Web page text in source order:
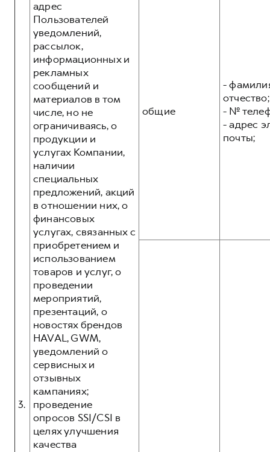
3.
адрес
Пользователей
уведомлений,
рассылок,
информационных и
рекламных
сообщений и
материалов в том
числе, но не
ограничиваясь, о
продукции и
услугах Компании,
наличии
специальных
предложений, акций
в отношении них, о
финансовых
услугах, связанных с
приобретением и
использованием
товаров и услуг, о
проведении
мероприятий,
презентаций, о
новостях брендов
HAVAL, GWM,
уведомлений о
сервисных и
отзывных
кампаниях;
проведение
опросов SSI/CSI в
целях улучшения
качества
общие
-
отчество;
- №
- адрес
почты;